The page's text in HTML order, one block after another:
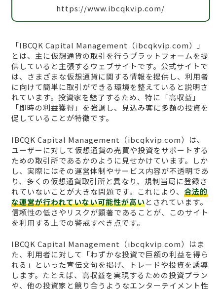
https://www.ibcqkvip.com/
「IBCQK Capital Management（ibcqkvip.com）」
とは、主に仮想通貨の取引を行うプラットフォームを提
供していると主張するウェブサイトです。公式サイトで
は、さまざまな仮想通貨に関する情報を提供し、利用者
に向けて簡単に取引ができる環境を整えていると説明さ
れています。投資家を魅了するため、特に「高収益」
「即時の利益獲得」を強調し、見込み客に多額の投資を
促していることが特徴です。
IBCQK Capital Management（ibcqkvip.com）は、
ユーザーに対して仮想通貨の売買や投資をサポートする
ための取引所であるかのように見せかけています。しか
し、実際にはその運営体制やサービス内容が不透明であ
り、多くの仮想通貨取引所と異なり、規制当局に登録さ
れていないことが大きな問題です。これにより、 合法的
な運営が行われていない可能性が高いとされています。
信頼性の低さやリスクが顕著であることが、このサイト
を利用する上での警戒すべき点です。
IBCQK Capital Management（ibcqkvip.com）はま
た、利用者に対して「わずかな投資で巨額の利益を得ら
れる」といった宣伝文句を掲げ、トレードや投資を誘導
します。たとえば、高収益を実現するための投資プラン
や、他の投資家と競り合うようなエンターテイメント性